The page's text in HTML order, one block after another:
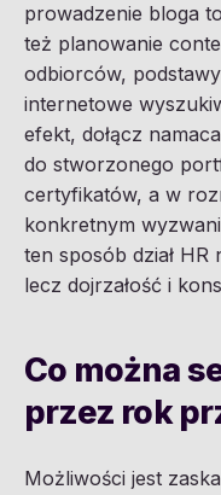
prowadzenie bloga
też planowanie
odbiorców,
internetowe
efekt, dołącz
do stworzonego
certyfikatów, a w
konkretnym
ten sposób dział
lecz dojrzałość i
Co można
przez rok
Możliwości jest